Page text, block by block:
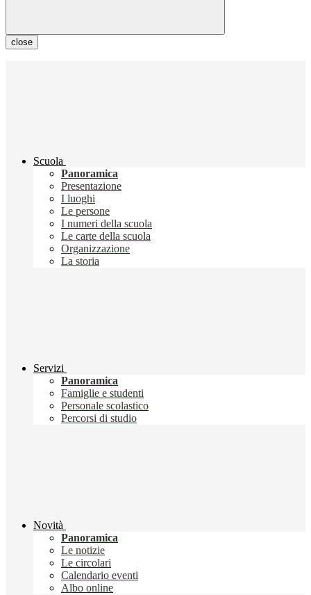
close
Scuola
Panoramica
Presentazione
I luoghi
Le persone
I numeri della scuola
Le carte della scuola
Organizzazione
La storia
Servizi
Panoramica
Famiglie e studenti
Personale scolastico
Percorsi di studio
Novità
Panoramica
Le notizie
Le circolari
Calendario eventi
Albo online